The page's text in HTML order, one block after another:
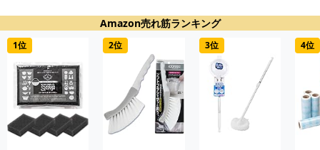
Amazon売れ筋ランキング
1位 2位 3位 4位